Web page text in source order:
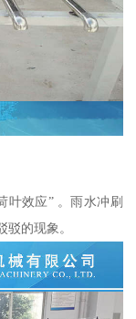
叶效应” 。雨水冲刷
的现象。